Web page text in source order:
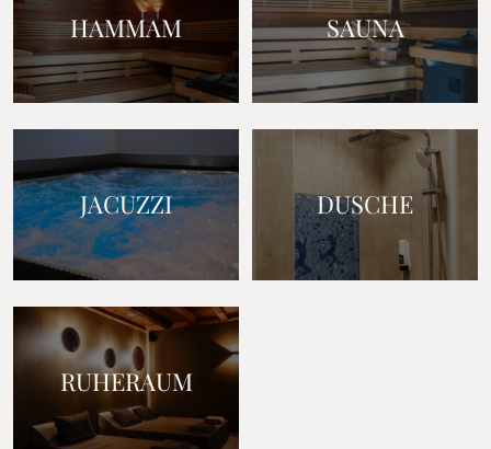
HAMMAM SAUNA
JACUZZI DUSCHE
RUHERAUM